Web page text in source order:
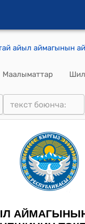
Маалыматтар